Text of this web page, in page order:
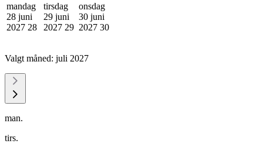
mandag
28 juni
2027 28
tirsdag
29 juni
2027 29
onsdag
30 juni
2027 30
Valgt måned: juli 2027
man.
tirs.